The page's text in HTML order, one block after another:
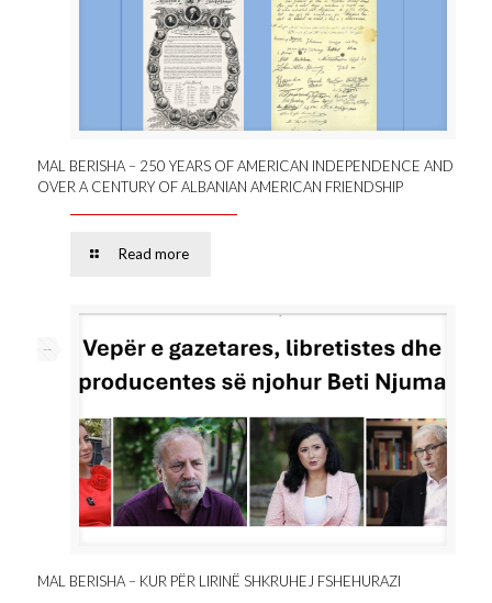
MAL BERISHA – 250 YEARS OF AMERICAN INDEPENDENCE AND
OVER A CENTURY OF ALBANIAN AMERICAN FRIENDSHIP
Read more
--
MAL BERISHA – KUR PËR LIRINË SHKRUHEJ FSHEHURAZI